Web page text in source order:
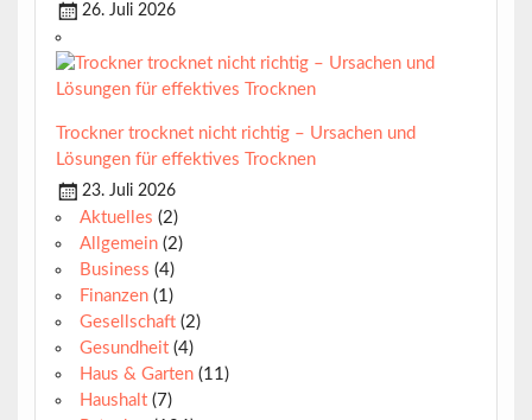
26. Juli 2026
Trockner trocknet nicht richtig – Ursachen und
Lösungen für effektives Trocknen
23. Juli 2026
Aktuelles (2)
Allgemein(2)
Business (4)
Finanzen(1)
Gesellschaft(2)
Gesundheit(4)
Haus & Garten(11)
Haushalt(7)